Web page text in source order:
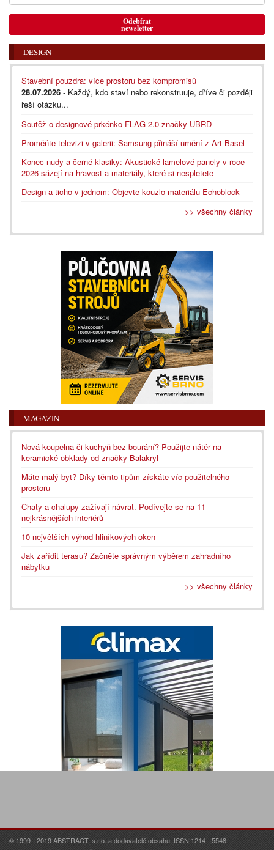
Odebírat
newsletter
DESIGN
Stavební pouzdra: více prostoru bez kompromisů
28.07.2026 - Každý, kdo staví nebo rekonstruuje, dříve či později
řeší otázku...
Soutěž o designové prkénko FLAG 2.0 značky UBRD
Proměňte televizi v galerii: Samsung přináší umění z Art Basel
Konec nudy a černé klasiky: Akustické lamelové panely v roce
2026 sázejí na hravost a materiály, které si nespletete
Design a ticho v jednom: Objevte kouzlo materiálu Echoblock
>> všechny články
MAGAZÍN
Nová koupelna či kuchyň bez bourání? Použijte nátěr na
keramické obklady od značky Balakryl
Máte malý byt? Díky těmto tipům získáte víc použitelného
prostoru
Chaty a chalupy zažívají návrat. Podívejte se na 11
nejkrásnějších interiérů
10 největších výhod hliníkových oken
Jak zařídit terasu? Začněte správným výběrem zahradního
nábytku
>> všechny články
© 1999 - 2019 ABSTRACT, s.r.o. a dodavatelé obsahu. ISSN 1214 - 5548